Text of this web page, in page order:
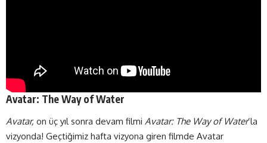
Avatar: The Way of Water
Avatar, on üç yıl sonra devam filmi Avatar: The Way of Water’la
vizyonda! Geçtiğimiz hafta vizyona giren filmde Avatar